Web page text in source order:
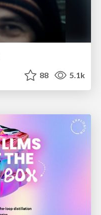
88 5.1k